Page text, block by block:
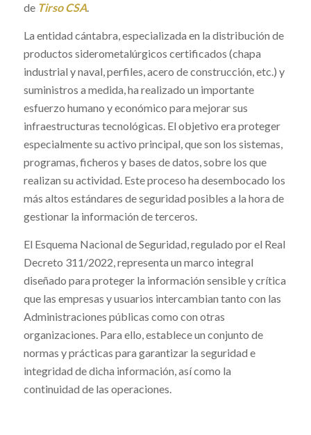
de Tirso CSA.
La entidad cántabra, especializada en la distribución de
productos siderometalúrgicos certificados (chapa
industrial y naval, perfiles, acero de construcción, etc.) y
suministros a medida, ha realizado un importante
esfuerzo humano y económico para mejorar sus
infraestructuras tecnológicas. El objetivo era proteger
especialmente su activo principal, que son los sistemas,
programas, ficheros y bases de datos, sobre los que
realizan su actividad. Este proceso ha desembocado los
más altos estándares de seguridad posibles a la hora de
gestionar la información de terceros.
El Esquema Nacional de Seguridad, regulado por el Real
Decreto 311/2022, representa un marco integral
diseñado para proteger la información sensible y crítica
que las empresas y usuarios intercambian tanto con las
Administraciones públicas como con otras
organizaciones. Para ello, establece un conjunto de
normas y prácticas para garantizar la seguridad e
integridad de dicha información, así como la
continuidad de las operaciones.